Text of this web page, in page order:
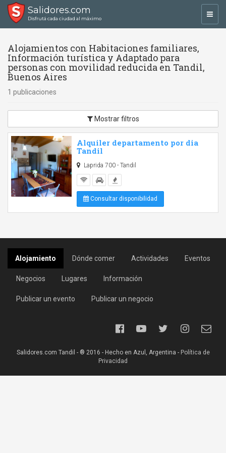
Salidores.com
Disfrutá cada ciudad al máximo
Alojamientos con Habitaciones familiares,
Información turística y Adaptado para
personas con movilidad reducida en Tandil,
Buenos Aires
1 publicaciones
Mostrar filtros
Alquiler departamento por dia
Tandil
Laprida 700 - Tandil
Consultar disponibilidad
Alojamiento Dónde comer Actividades Eventos
Negocios Lugares Información
Publicar un evento Publicar un negocio
Salidores.com Tandil - ® 2016 - Hecho en Azul, Argentina - Política de
Privacidad